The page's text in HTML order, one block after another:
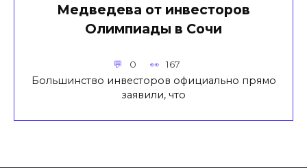
Медведева от инвесторов
Олимпиады в Сочи
0 167
Большинство инвесторов официально прямо
заявили, что